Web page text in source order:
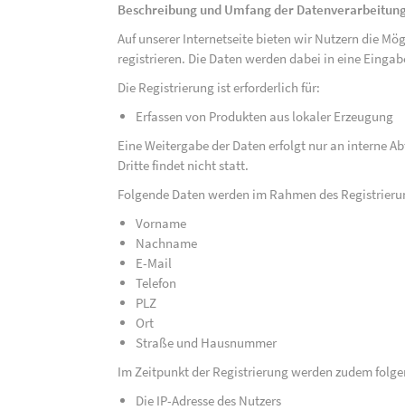
Beschreibung und Umfang der
Auf unserer Internetseite bieten wir Nutzern die
registrieren. Die Daten werden dabei in eine
Die Registrierung ist erforderlich für:
Erfassen von Produkten aus lokaler Erzeugung
Eine Weitergabe der Daten erfolgt nur an interne
Dritte findet nicht statt.
Folgende Daten werden im Rahmen des
Vorname
Nachname
E-Mail
Telefon
PLZ
Ort
Straße und Hausnummer
Im Zeitpunkt der Registrierung werden zudem
Die IP-Adresse des Nutzers